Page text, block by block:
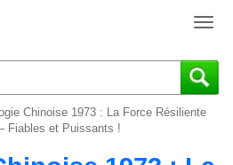
T
g
g
a
Chinoise 1973 : La Force Résiliente
Fiables et Puissants !